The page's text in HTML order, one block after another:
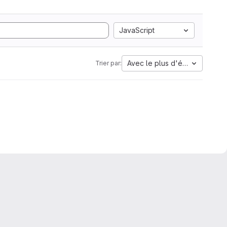
JavaScript
Trier par: Avec le plus d'étoiles